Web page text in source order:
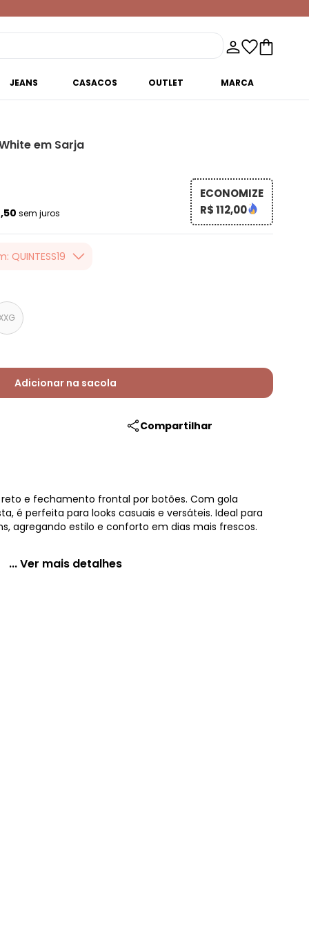
JEANS CASACOS OUTLET MARCA
em Sarja
sem juros
ECONOMIZE
R$ 112,00
QUINTESS19
valor, usando o
toda loja Quintess,
XXG
Adicionar na sacola
Compartilhar
e fechamento frontal por botões. Com gola
é perfeita para looks casuais e versáteis. Ideal para
agregando estilo e conforto em dias mais frescos.
... Ver mais detalhes